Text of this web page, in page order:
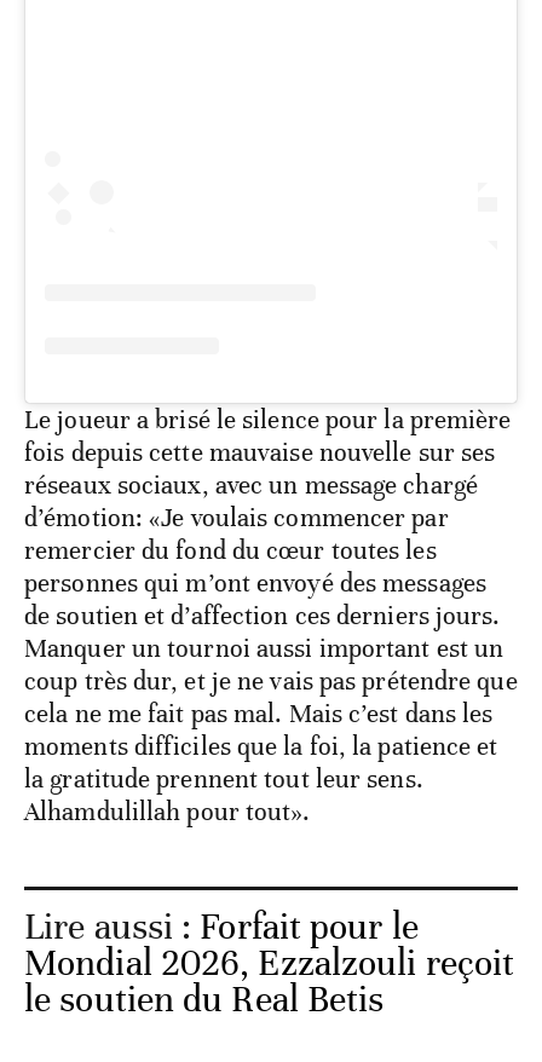
Le joueur a brisé le silence pour la première
fois depuis cette mauvaise nouvelle sur ses
réseaux sociaux, avec un message chargé
d’émotion: «Je voulais commencer par
remercier du fond du cœur toutes les
personnes qui m’ont envoyé des messages
de soutien et d’affection ces derniers jours.
Manquer un tournoi aussi important est un
coup très dur, et je ne vais pas prétendre que
cela ne me fait pas mal. Mais c’est dans les
moments difficiles que la foi, la patience et
la gratitude prennent tout leur sens.
Alhamdulillah pour tout».
Lire aussi : Forfait pour le
Mondial 2026, Ezzalzouli reçoit
le soutien du Real Betis